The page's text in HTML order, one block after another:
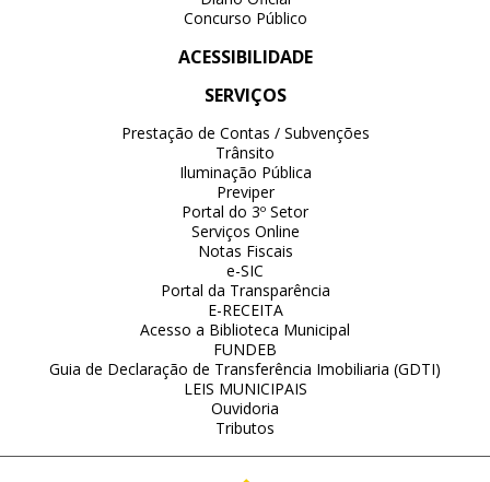
Concurso Público
ACESSIBILIDADE
SERVIÇOS
Prestação de Contas / Subvenções
Trânsito
Iluminação Pública
Previper
Portal do 3º Setor
Serviços Online
Notas Fiscais
e-SIC
Portal da Transparência
E-RECEITA
Acesso a Biblioteca Municipal
FUNDEB
Guia de Declaração de Transferência Imobiliaria (GDTI)
LEIS MUNICIPAIS
Ouvidoria
Tributos